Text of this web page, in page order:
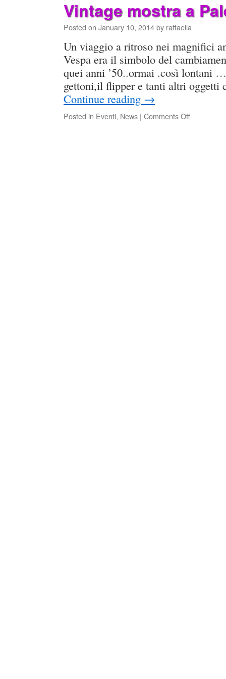
Vintage mostra a
Posted on January 10, 2014by raffaella
Un viaggio a ritroso nei magnifici
Vespa era il simbolo del
quei anni ’50..ormai .così lontani
gettoni,il flipper e tanti altri
Continue reading →
Posted in Eventi, News | Comments Offon